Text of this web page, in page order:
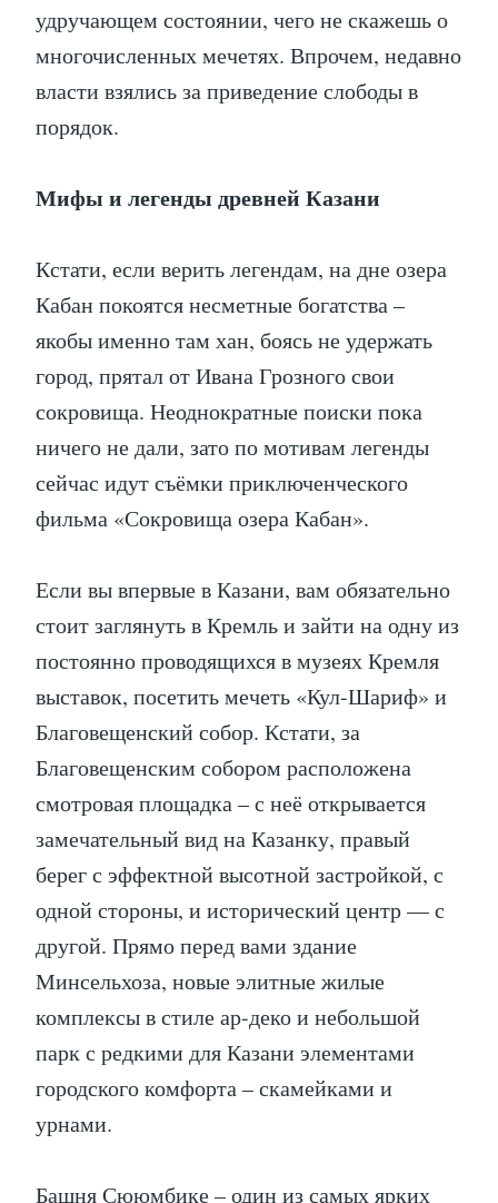
удручающем состоянии, чего не скажешь о
многочисленных мечетях. Впрочем, недавно
власти взялись за приведение слободы в
порядок.
Мифы и легенды древней Казани
Кстати, если верить легендам, на дне озера
Кабан покоятся несметные богатства –
якобы именно там хан, боясь не удержать
город, прятал от Ивана Грозного свои
сокровища. Неоднократные поиски пока
ничего не дали, зато по мотивам легенды
сейчас идут съёмки приключенческого
фильма «Сокровища озера Кабан».
Если вы впервые в Казани, вам обязательно
стоит заглянуть в Кремль и зайти на одну из
постоянно проводящихся в музеях Кремля
выставок, посетить мечеть «Кул-Шариф» и
Благовещенский собор. Кстати, за
Благовещенским собором расположена
смотровая площадка – с неё открывается
замечательный вид на Казанку, правый
берег с эффектной высотной застройкой, с
одной стороны, и исторический центр — с
другой. Прямо перед вами здание
Минсельхоза, новые элитные жилые
комплексы в стиле ар-деко и небольшой
парк с редкими для Казани элементами
городского комфорта – скамейками и
урнами.
Башня Сююмбике – один из самых ярких